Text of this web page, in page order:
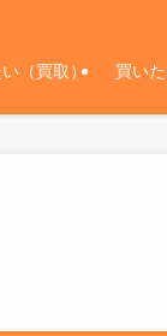
（買取） 買い